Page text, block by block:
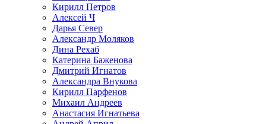
Кирилл Петров
Алексей Ч
Дарья Север
Александр Моляков
Дина Рехаб
Катерина Баженова
Дмитрий Игнатов
Александра Внукова
Кирилл Парфенов
Михаил Андреев
Анастасия Игнатьева